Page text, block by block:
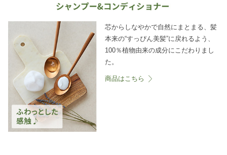
芯からしなやかで自然にまとまる、髪
本来の“すっぴん美髪”に戻れるよう、
100％植物由来の成分にこだわりまし
た。
商品はこちら